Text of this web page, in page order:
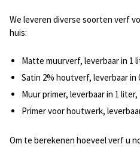
We leveren diverse soorten verf
huis:
Matte muurverf, leverbaar in 1
Satin 2% houtverf, leverbaar in
Muur primer, leverbaar in 1
Primer voor houtwerk,
Om te berekenen hoeveel verf u